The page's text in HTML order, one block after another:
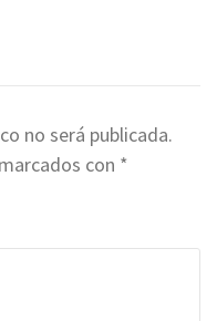
no será publicada.
con *